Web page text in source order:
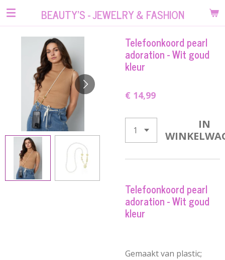
Ga
hoofdinhoud
BEAUTY'S - JEWELRY & FASHION
Telefoonkoord pearl
adoration - Wit goud
kleur
€ 14,99
IN
Telefoonkoord pearl
adoration - Wit goud
kleur
Gemaakt van plastic;